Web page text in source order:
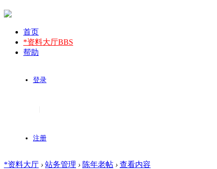
首页
*资料大厅BBS
帮助
登录
注册
*资料大厅 › 站务管理 › 陈年老帖 › 查看内容